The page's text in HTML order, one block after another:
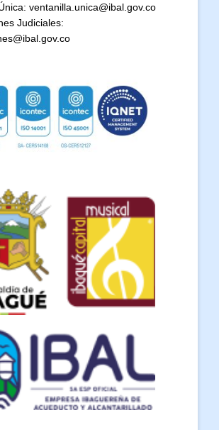
ventanilla.unica@ibal.gov.co
Judiciales: